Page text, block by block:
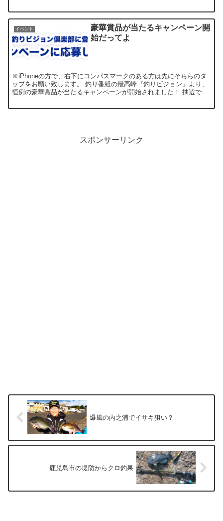
イベント
豪華賞品が当たるキャンペーン開
始だってよ
※iPhoneの方で、右下にコンパスマークのある方は先にそちらのタ
ップをお願い致します。 釣り番組の最高峰『釣りビジョン』より、
恒例の豪華賞品が当たるキャンペーンが開始されました！ 抽選で
スポンサーリンク
爆風の内之浦でイサキ狙い？
鹿児島市の堤防からクロ釣果